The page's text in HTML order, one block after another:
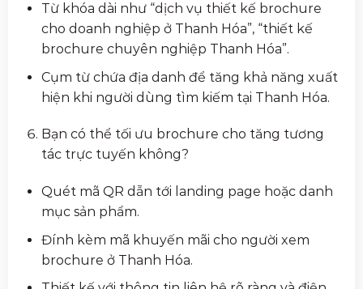
Từ khóa dài như “dịch vụ thiết kế brochure
cho doanh nghiệp ở Thanh Hóa”, “thiết kế
brochure chuyên nghiệp Thanh Hóa”.
Cụm từ chứa địa danh để tăng khả năng xuất
hiện khi người dùng tìm kiếm tại Thanh Hóa.
Bạn có thể tối ưu brochure cho tăng tương
tác trực tuyến không?
Quét mã QR dẫn tới landing page hoặc danh
mục sản phẩm.
Đính kèm mã khuyến mãi cho người xem
brochure ở Thanh Hóa.